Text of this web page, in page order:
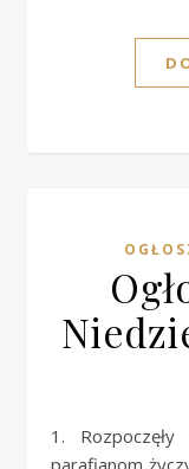
1. Rozpoczęły się wakacje. Wszystkim naszym
parafianom